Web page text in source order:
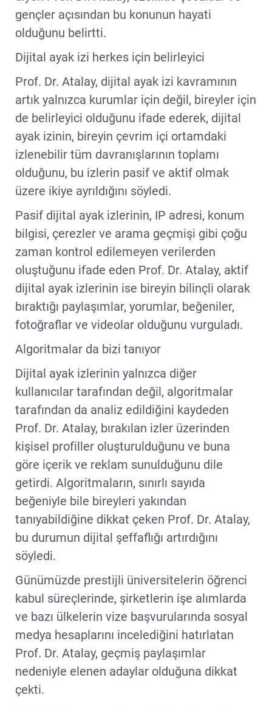
gençler açısından bu konunun hayati
olduğunu belirtti.
Dijital ayak izi herkes için belirleyici
Prof. Dr. Atalay, dijital ayak izi kavramının
artık yalnızca kurumlar için değil, bireyler için
de belirleyici olduğunu ifade ederek, dijital
ayak izinin, bireyin çevrim içi ortamdaki
izlenebilir tüm davranışlarının toplamı
olduğunu, bu izlerin pasif ve aktif olmak
üzere ikiye ayrıldığını söyledi.
Pasif dijital ayak izlerinin, IP adresi, konum
bilgisi, çerezler ve arama geçmişi gibi çoğu
zaman kontrol edilemeyen verilerden
oluştuğunu ifade eden Prof. Dr. Atalay, aktif
dijital ayak izlerinin ise bireyin bilinçli olarak
bıraktığı paylaşımlar, yorumlar, beğeniler,
fotoğraflar ve videolar olduğunu vurguladı.
Algoritmalar da bizi tanıyor
Dijital ayak izlerinin yalnızca diğer
kullanıcılar tarafından değil, algoritmalar
tarafından da analiz edildiğini kaydeden
Prof. Dr. Atalay, bırakılan izler üzerinden
kişisel profiller oluşturulduğunu ve buna
göre içerik ve reklam sunulduğunu dile
getirdi. Algoritmaların, sınırlı sayıda
beğeniyle bile bireyleri yakından
tanıyabildiğine dikkat çeken Prof. Dr. Atalay,
bu durumun dijital şeffaflığı artırdığını
söyledi.
Günümüzde prestijli üniversitelerin öğrenci
kabul süreçlerinde, şirketlerin işe alımlarda
ve bazı ülkelerin vize başvurularında sosyal
medya hesaplarını incelediğini hatırlatan
Prof. Dr. Atalay, geçmiş paylaşımlar
nedeniyle elenen adaylar olduğuna dikkat
çekti.